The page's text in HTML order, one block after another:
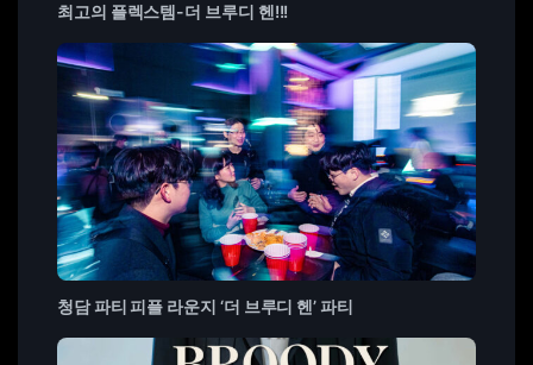
최고의 플렉스템-더 브루디 헨!!!
청담 파티 피플 라운지 ‘더 브루디 헨’ 파티